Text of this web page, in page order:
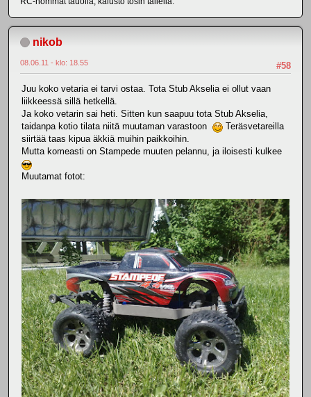
nikob
#58
08.06.11 - klo: 18.55
Juu koko vetaria ei tarvi ostaa. Tota Stub Akselia ei ollut vaan
liikkeessä sillä hetkellä.
Ja koko vetarin sai heti. Sitten kun saapuu tota Stub Akselia,
taidanpa kotio tilata niitä muutaman varastoon
Teräsvetareilla
siirtää taas kipua äkkiä muihin paikkoihin.
Mutta komeasti on Stampede muuten pelannu, ja iloisesti kulkee
Muutamat fotot: